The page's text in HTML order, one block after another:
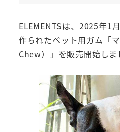
ELEMENTSは、2025年1
作られたペット用ガム「
Chew）」を販売開始しま